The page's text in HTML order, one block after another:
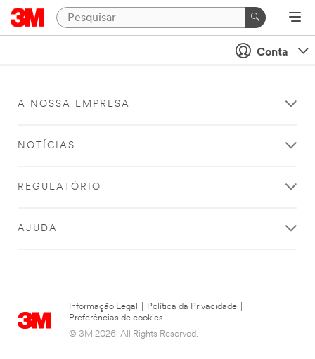
Conta
A NOSSA EMPRESA
NOTÍCIAS
REGULATÓRIO
AJUDA
Informação Legal Política da Privacidade
Preferências de cookies
© 3M 2026. All Rights Reserved.